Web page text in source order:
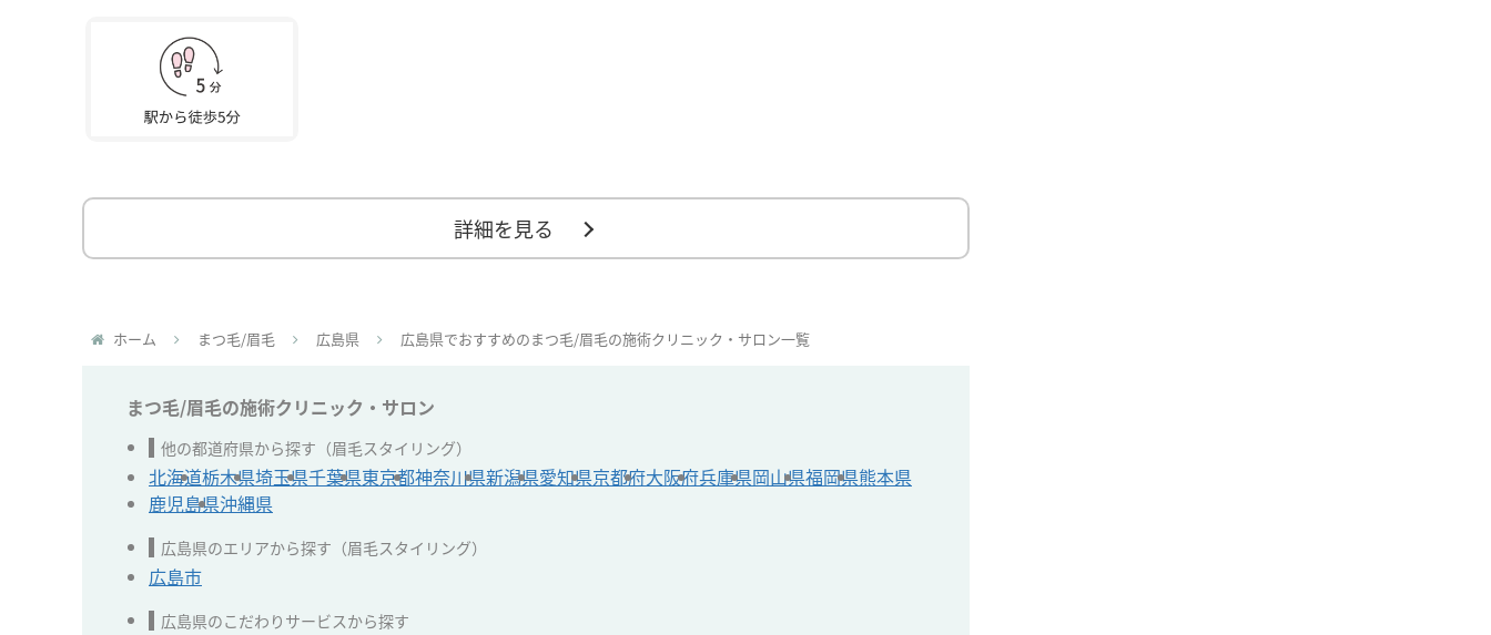
詳細を見る
ホーム まつ毛/眉毛 広島県 広島県でおすすめのまつ毛/眉毛の施術クリニック・サロン一覧
まつ毛/眉毛の施術クリニック・サロン
他の都道府県から探す（眉毛スタイリング）
北海道栃木県埼玉県千葉県東京都神奈川県新潟県愛知県京都府大阪府兵庫県岡山県福岡県熊本県
鹿児島県沖縄県
広島県のエリアから探す（眉毛スタイリング）
広島市
広島県のこだわりサービスから探す